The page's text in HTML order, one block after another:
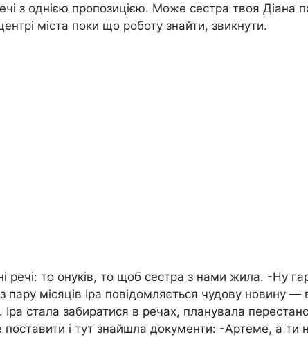
з однією пропозицією. Може сестра твоя Діана
міста поки що роботу знайти, звикнути.
то онуків, то щоб сестра з нами жила. -Ну
пару місяців Іра повідомляється чудову новину —
стала забиратися в речах, планувала
і тут знайшла документи: -Артеме, а ти